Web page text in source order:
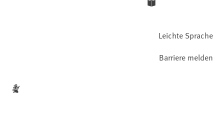
Leichte Sprache
Barriere melden